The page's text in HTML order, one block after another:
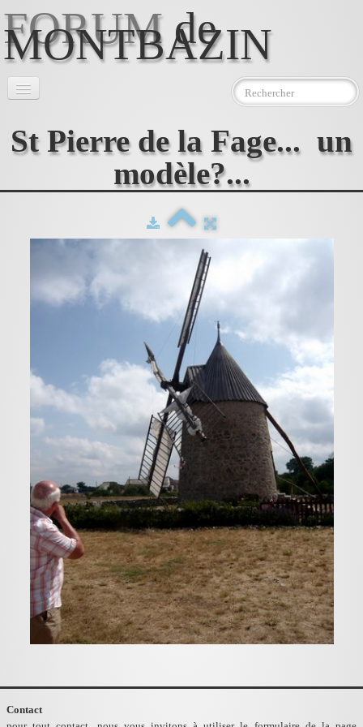
FORUM de
MONTBAZIN
l'Association▼
Le Moulin▼
Contact
St Pierre de la Fage... un
modèle?...
Contact